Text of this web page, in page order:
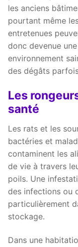
les anciens
pourtant même
entretenues
donc devenue
environnement
des dégâts
Les
santé
Les rats et les
bactéries et
contaminent les
de vie à travers
poils. Une
des infections ou
particulièrement
stockage.
Dans une